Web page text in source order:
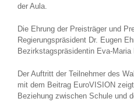
der Aula.
Die Ehrung der Preisträger und
Regierungspräsident Dr. Eugen
Bezirkstagspräsidentin Eva-Maria
Der Auftritt der Teilnehmer des
mit dem Beitrag EuroVISION
Beziehung zwischen Schule und